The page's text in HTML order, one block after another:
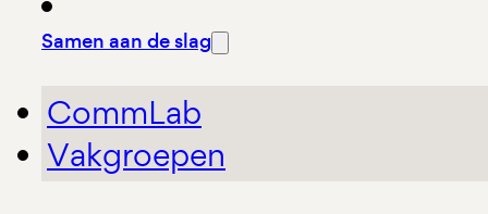
Samen aan de slag
CommLab
Vakgroepen